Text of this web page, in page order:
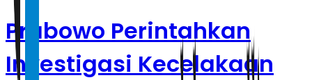
Prabowo Perintahkan
Investigasi Kecelakaan